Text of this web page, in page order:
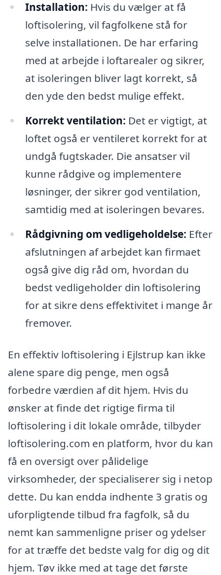
Installation: Hvis du vælger at få
loftisolering, vil fagfolkene stå for
selve installationen. De har erfaring
med at arbejde i loftarealer og sikrer,
at isoleringen bliver lagt korrekt, så
den yde den bedst mulige effekt.
Korrekt ventilation: Det er vigtigt, at
loftet også er ventileret korrekt for at
undgå fugtskader. Die ansatser vil
kunne rådgive og implementere
løsninger, der sikrer god ventilation,
samtidig med at isoleringen bevares.
Rådgivning om vedligeholdelse: Efter
afslutningen af arbejdet kan firmaet
også give dig råd om, hvordan du
bedst vedligeholder din loftisolering
for at sikre dens effektivitet i mange år
fremover.
En effektiv loftisolering i Ejlstrup kan ikke
alene spare dig penge, men også
forbedre værdien af dit hjem. Hvis du
ønsker at finde det rigtige firma til
loftisolering i dit lokale område, tilbyder
loftisolering.com en platform, hvor du kan
få en oversigt over pålidelige
virksomheder, der specialiserer sig i netop
dette. Du kan endda indhente 3 gratis og
uforpligtende tilbud fra fagfolk, så du
nemt kan sammenligne priser og ydelser
for at træffe det bedste valg for dig og dit
hjem. Tøv ikke med at tage det første